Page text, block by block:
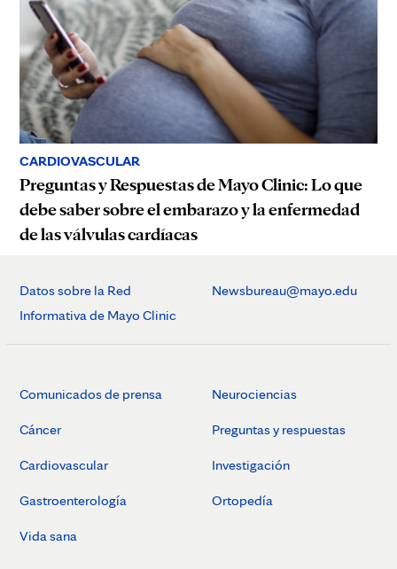
CARDIOVASCULAR
Preguntas y Respuestas de Mayo Clinic: Lo que
debe saber sobre el embarazo y la enfermedad
de las válvulas cardíacas
Datos sobre la Red
Informativa de Mayo Clinic
Newsbureau@mayo.edu
Comunicados de prensa
Cáncer
Cardiovascular
Gastroenterología
Vida sana
Neurociencias
Preguntas y respuestas
Investigación
Ortopedía